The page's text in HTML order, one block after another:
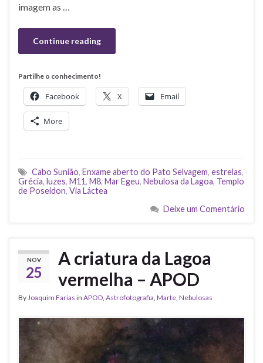
imagem as …
Continue reading
Partilhe o conhecimento!
Facebook X Email
More
Cabo Sunião, Enxame aberto do Pato Selvagem, estrelas,
Grécia, luzes, M11, M8, Mar Egeu, Nebulosa da Lagoa, Templo
de Poseidon, Via Láctea
Deixe um Comentário
NOV
25
A criatura da Lagoa
vermelha – APOD
By Joaquim Farias in APOD Astrofotografia Marte Nebulosas